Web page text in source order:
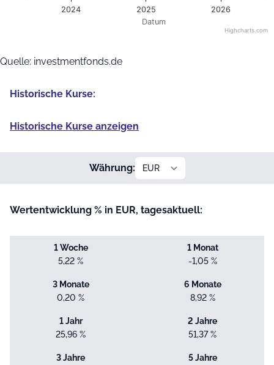
Datum
2024 2025 2026
Highcharts.com
Quelle: investmentfonds.de
Historische Kurse:
Historische Kurse anzeigen
Währung:
Wertentwicklung % in EUR, tagesaktuell:
1 Woche
5,22 %
1 Monat
-1,05 %
3 Monate
0,20 %
6 Monate
8,92 %
1 Jahr
25,96 %
2 Jahre
51,37 %
3 Jahre
5 Jahre